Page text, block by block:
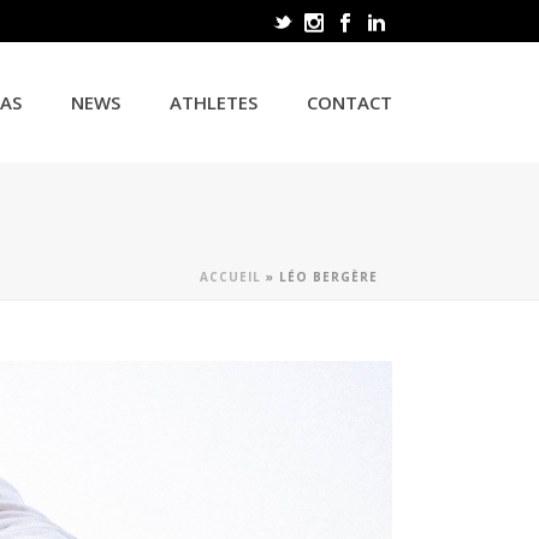
NEWS ATHLETES CONTACT
ACCUEIL » LÉO BERGÈRE